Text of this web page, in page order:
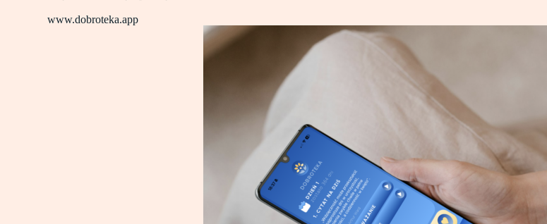
www.dobroteka.app